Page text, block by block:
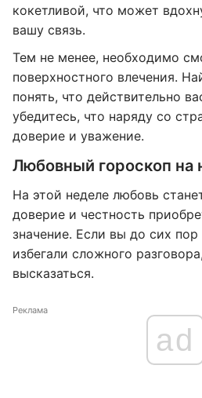
кокетливой, что может
вашу связь.
Тем не менее, необходимо
поверхностного влечения.
понять, что действительно
убедитесь, что наряду со
доверие и уважение.
Любовный гороскоп на
На этой неделе любовь
доверие и честность
значение. Если вы до сих
избегали сложного
высказаться.
Реклама
ad